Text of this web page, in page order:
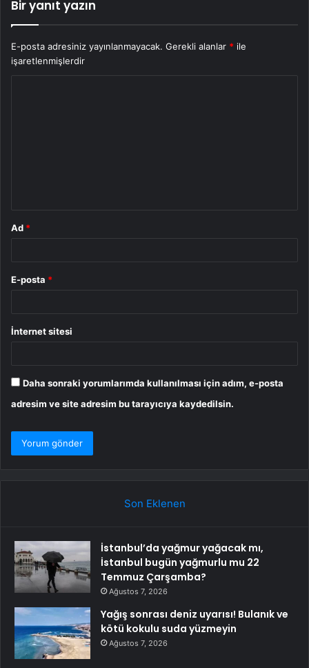
Bir yanıt yazın
E-posta adresiniz yayınlanmayacak. Gerekli alanlar * ile
işaretlenmişlerdir
Ad *
E-posta *
İnternet sitesi
Daha sonraki yorumlarımda kullanılması için adım, e-posta
adresim ve site adresim bu tarayıcıya kaydedilsin.
Son Eklenen
İstanbul’da yağmur yağacak mı,
İstanbul bugün yağmurlu mu 22
Temmuz Çarşamba?
Ağustos 7, 2026
Yağış sonrası deniz uyarısı! Bulanık ve
kötü kokulu suda yüzmeyin
Ağustos 7, 2026